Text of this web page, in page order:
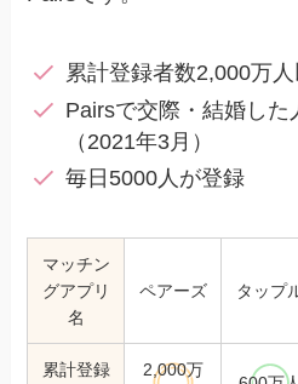
累計登録者数2,000万人
Pairsで交際・結婚し
（2021年3月）
毎日5000人が登録
マッチン
グアプリ
名
ペアーズ タップ
累計登録
2,000万